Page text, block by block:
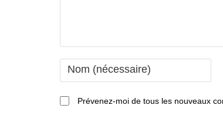
Enter
your
name
Prévenez-moi de tous les nouveaux